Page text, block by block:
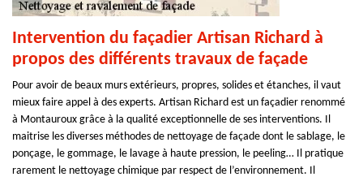
Intervention du façadier Artisan Richard à
propos des différents travaux de façade
Pour avoir de beaux murs extérieurs, propres, solides et étanches, il vaut
mieux faire appel à des experts. Artisan Richard est un façadier renommé
à Montauroux grâce à la qualité exceptionnelle de ses interventions. Il
maitrise les diverses méthodes de nettoyage de façade dont le sablage, le
ponçage, le gommage, le lavage à haute pression, le peeling… Il pratique
rarement le nettoyage chimique par respect de l’environnement. Il